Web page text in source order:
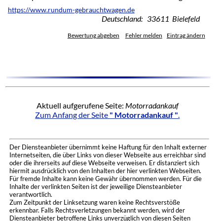
https://www.rundum-gebrauchtwagen.de
Deutschland: 33611 Bielefeld
Bewertung abgeben Fehler melden Eintrag ändern
Aktuell aufgerufene Seite: Motorradankauf
Zum Anfang der Seite " Motorradankauf ".
Der Diensteanbieter übernimmt keine Haftung für den Inhalt externer
Internetseiten, die über Links von dieser Webseite aus erreichbar sind
oder die ihrerseits auf diese Webseite verweisen. Er distanziert sich
hiermit ausdrücklich von den Inhalten der hier verlinkten Webseiten.
Für fremde Inhalte kann keine Gewähr übernommen werden. Für die
Inhalte der verlinkten Seiten ist der jeweilige Diensteanbieter
verantwortlich.
Zum Zeitpunkt der Linksetzung waren keine Rechtsverstöße
erkennbar. Falls Rechtsverletzungen bekannt werden, wird der
Diensteanbieter betroffene Links unverzüglich von diesen Seiten